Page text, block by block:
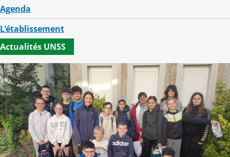
Agenda
L'établissement
Actualités UNSS